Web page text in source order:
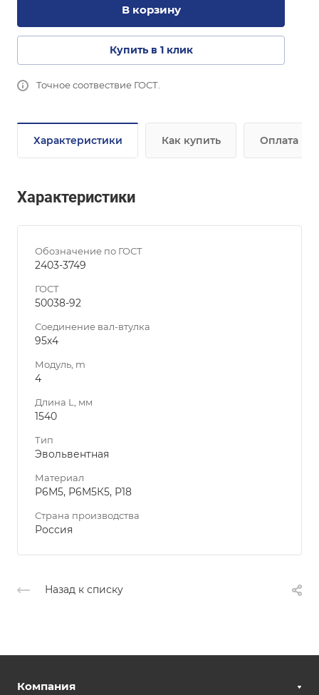
В корзину
Купить в 1 клик
Точное соотвествие ГОСТ.
Характеристики Как купить Оплата
Характеристики
Обозначение по ГОСТ
2403-3749
ГОСТ
50038-92
Соединение вал-втулка
95х4
Модуль, m
4
Длина L, мм
1540
Тип
Эвольвентная
Материал
Р6М5, Р6М5К5, Р18
Страна производства
Россия
Назад к списку
Компания